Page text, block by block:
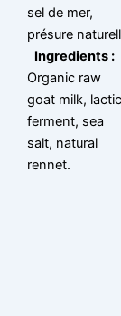
sel de mer,
présure
Ingredients :
Organic raw
goat milk, lactic
ferment, sea
salt, natural
rennet.